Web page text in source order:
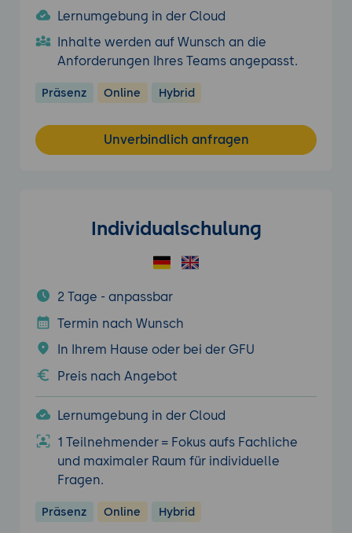
Lernumgebung in der Cloud
Inhalte werden auf Wunsch an die
Anforderungen Ihres Teams angepasst.
Präsenz Online Hybrid
Unverbindlich anfragen
Individualschulung
2 Tage - anpassbar
Termin nach Wunsch
In Ihrem Hause oder bei der GFU
Preis nach Angebot
Lernumgebung in der Cloud
1 Teilnehmender = Fokus aufs Fachliche
und maximaler Raum für individuelle
Fragen.
Präsenz Online Hybrid